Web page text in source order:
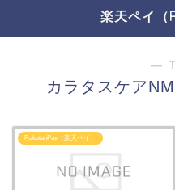
楽天ペイ（
―
カラタスケア
RakutenPay（楽天ペイ）